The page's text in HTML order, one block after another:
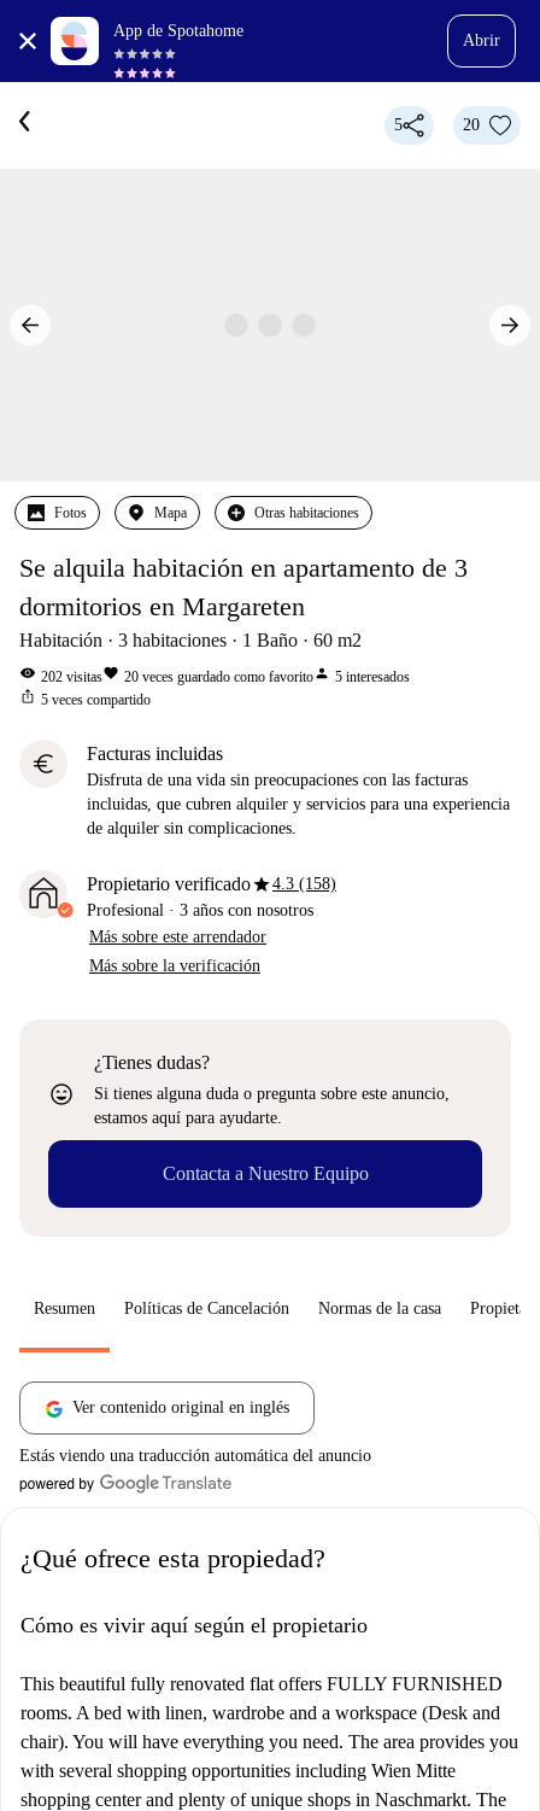
App de Spotahome
Abrir
5 20
Fotos Mapa Otras habitaciones
Se alquila habitación en apartamento de 3
dormitorios en Margareten
Habitación 3 habitaciones 1 Baño 60 m2
visibility 202 visitasfavorite 20 veces guardado como favoritoperson 5 interesados
ios_share 5 veces compartido
euro Facturas incluidas
Disfruta de una vida sin preocupaciones con las facturas
incluidas, que cubren alquiler y servicios para una experiencia
de alquiler sin complicaciones.
Propietario verificadostar4.3 (158)
Profesional · 3 años con nosotros
Más sobre este arrendador
Más sobre la verificación
sentiment_very_satisfied
¿Tienes dudas?
Si tienes alguna duda o pregunta sobre este anuncio,
estamos aquí para ayudarte.
Contacta a Nuestro Equipo
Resumen Políticas de Cancelación Normas de la casa
Ver contenido original en inglés
Estás viendo una traducción automática del anuncio
¿Qué ofrece esta propiedad?
Cómo es vivir aquí según el propietario
This beautiful fully renovated flat offers FULLY FURNISHED
rooms. A bed with linen, wardrobe and a workspace (Desk and
chair). You will have everything you need. The area provides you
with several shopping opportunities including Wien Mitte
shopping center and plenty of unique shops in Naschmarkt. The